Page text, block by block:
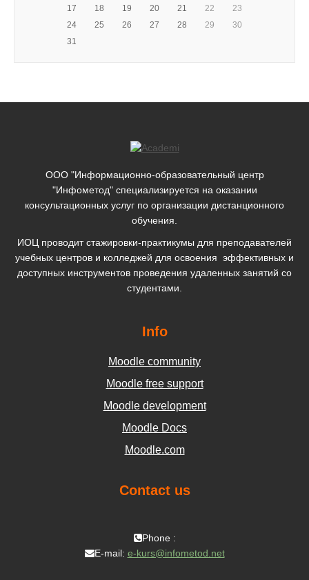
17
18 19 20 21 22
23
24
25 26 27 28 29
30
31
ООО "Информационно-образовательный центр
"Инфометод" специализируется на оказании
консультационных услуг по организации дистанционного
обучения.
ИОЦ проводит стажировки-практикумы для преподавателей
учебных центров и колледжей для освоения эффективных и
доступных инструментов проведения удаленных занятий со
студентами.
Info
Moodle community
Moodle free support
Moodle development
Moodle Docs
Moodle.com
Contact us
Phone :
E-mail: e-kurs@infometod.net